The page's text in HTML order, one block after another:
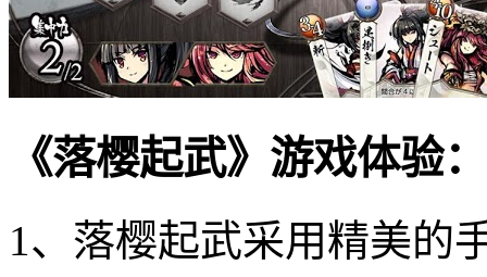
《落樱起武》游戏体验：
1、落樱起武采用精美的